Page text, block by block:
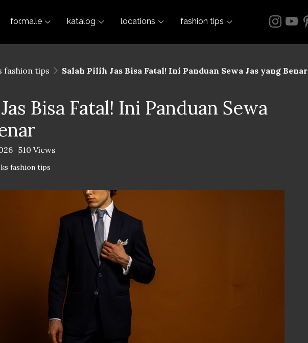
for.ma.le katalog locations fashion tips
fashion tips Salah Pilih Jas Bisa Fatal! Ini Panduan Sewa Jas yang Benar
Bisa Fatal! Ini Panduan Sewa
510 Views
fashion tips